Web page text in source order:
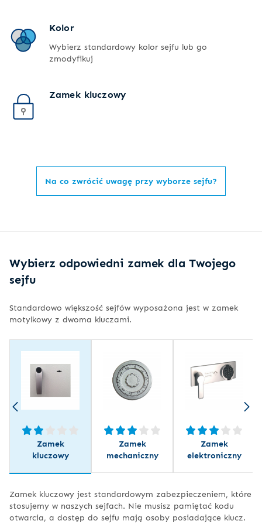
Kolor
Wybierz standardowy kolor sejfu lub go
zmodyfikuj
Zamek kluczowy
Na co zwrócić uwagę przy wyborze sejfu?
Wybierz odpowiedni zamek dla Twojego
sejfu
Standardowo większość sejfów wyposażona jest w zamek
motylkowy z dwoma kluczami.
Zamek
kluczowy
Zamek
mechaniczny
Zamek
elektroniczny
Zamek kluczowy jest standardowym zabezpieczeniem, które
stosujemy w naszych sejfach. Nie musisz pamiętać kodu
otwarcia, a dostęp do sejfu mają osoby posiadające klucz.